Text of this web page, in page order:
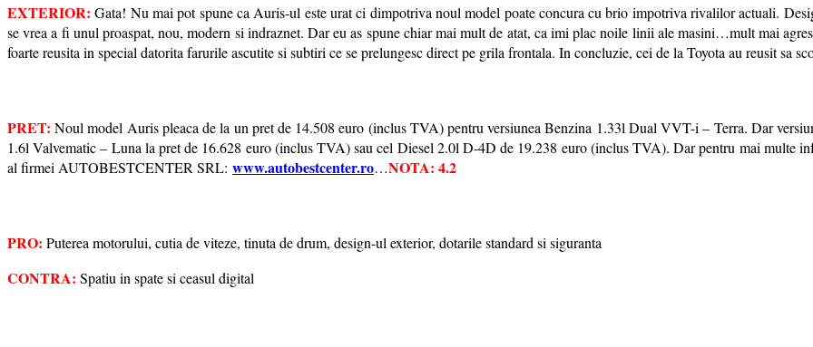
EXTERIOR:Gata! Nu mai pot spune ca Auris-ul este urat ci dimpotriva noul model poate concura cu brio impotriva rivalilor actuali.
se vrea a fi unul proaspat, nou, modern si indraznet. Dar eu as spune chiar mai mult de atat, ca imi plac noile linii ale masini…mult mai
foarte reusita in special datorita farurile ascutite si subtiri ce se prelungesc direct pe grila frontala. In concluzie, cei de la Toyota au reusit sa
PRET: Noul model Auris pleaca de la un pret de 14.508 euro (inclus TVA) pentru versiunea Benzina 1.33l Dual VVT-i – Terra. Dar
1.6l Valvematic – Luna la pret de 16.628 euro (inclus TVA) sau cel Diesel 2.0l D-4D de 19.238 euro (inclus TVA). Dar pentru mai multe
al firmei AUTOBESTCENTER SRL: www.autobestcenter.ro…NOTA: 4.2
PRO: Puterea motorului, cutia de viteze, tinuta de drum, design-ul exterior, dotarile standard si siguranta
CONTRA: Spatiu in spate si ceasul digital